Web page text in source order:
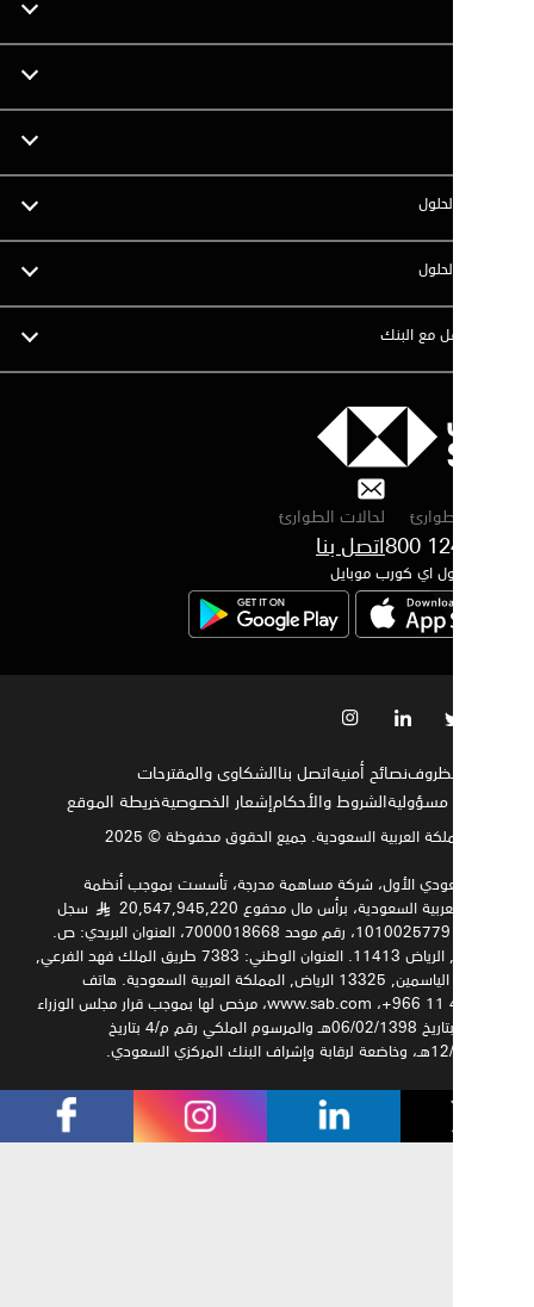
لحالات الطوارئ
اي كورب موبايل
نصائح أمنيةاتصل بناالشكاوى والمقترحات
الشروط والأحكامإشعار الخصوصية‍خريطة الموقع
العربية السعودية. جميع الحقوق محفوظة © 2025
الأول، شركة مساهمة مدرجة، تأسست بموجب أنظمة
السعودية، برأس مال مدفوع 20,547,945,220
§سجل
تجاري رقم 1010025779، رقم موحد 7000018668، العنوان البريدي: ص.
ب. 9084, الرياض 11413. العنوان الوطني: 7383 طريق الملك فهد الفرعي,
2338 حي الياسمين, 13325 الرياض, المملكة العربية السعودية. هاتف
4050677 11 966+، www.sab.com، مرخص لها بموجب قرار مجلس الوزراء
رقم 198 بتاريخ 06/02/1398هـ والمرسوم الملكي رقم م/4 بتاريخ